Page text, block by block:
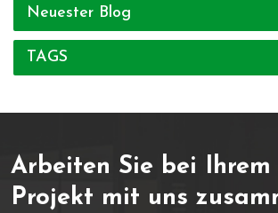
Neuester Blog
TAGS
Arbeiten Sie bei Ihrem
Projekt mit uns